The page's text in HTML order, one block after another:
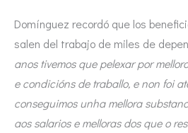
Domínguez recordó que los
salen del trabajo de miles de
anos tivemos que pelexar por
e condicións de traballo, e non foi
conseguimos unha mellora
aos salarios e melloras dos que o